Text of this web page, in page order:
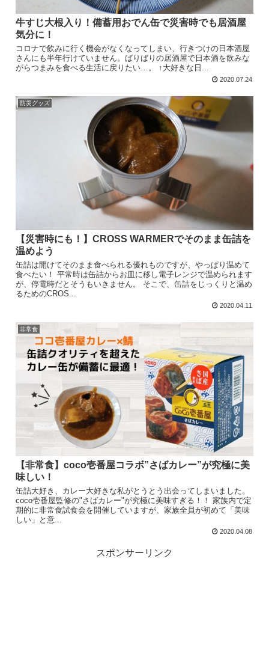
牛すじ大根入り！備蓄用おでん缶で災害時でも居酒屋
気分に！
コロナで飲みに行く機会がなくなってしまい、行きつけの日本酒屋
さんにも半年行けていません。ばりばりの居酒屋で日本酒を飲みな
がらつまみを食べる生活に戻りたい…。 ↑大好きな日...
2020.07.24
防災グッズ
【災害時にも！】CROSS WARMERでそのまま缶詰を
温めよう
缶詰は開けてそのまま食べられる優れものですが、やっぱり温めて
食べたい！ 平常時は缶詰からお皿に移し電子レンジで温められます
が、停電時だとそうもいきません。 そこで、缶詰をじっくりと温め
るためのCROS...
2020.04.11
非常食
【非常食】coco壱番屋コラボ”さばカレー”が究極に美
味しい！
缶詰大好き、カレー大好きな私がとうとう出会ってしまいました。
coco壱番屋監修の"さばカレー"が究極に美味すぎる！！ 家族内で定
期的に非常食試食会を開催していますが、家族全員が初めて「美味
しい」と意...
2020.04.08
スポンサーリンク